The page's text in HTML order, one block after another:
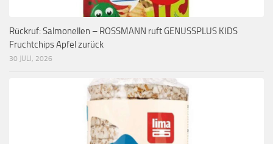
Rückruf: Salmonellen – ROSSMANN ruft GENUSSPLUS KIDS
Fruchtchips Apfel zurück
30 JULI, 2026